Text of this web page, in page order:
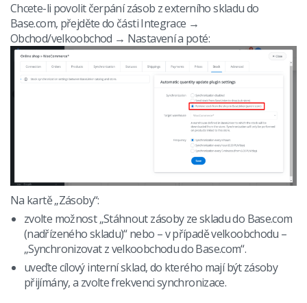
Chcete-li povolit čerpání zásob z externího skladu do
Base.com, přejděte do části Integrace →
Obchod/velkoobchod → Nastavení a poté:
Na kartě „Zásoby“:
zvolte možnost „Stáhnout zásoby ze skladu do Base.com
(nadřízeného skladu)“ nebo – v případě velkoobchodu –
„Synchronizovat z velkoobchodu do Base.com“.
uveďte cílový interní sklad, do kterého mají být zásoby
přijímány, a zvolte frekvenci synchronizace.